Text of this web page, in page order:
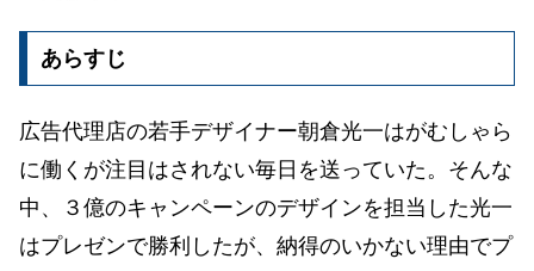
あらすじ
広告代理店の若手デザイナー朝倉光一はがむしゃら
に働くが注目はされない毎日を送っていた。そんな
中、３億のキャンペーンのデザインを担当した光一
はプレゼンで勝利したが、納得のいかない理由でプ